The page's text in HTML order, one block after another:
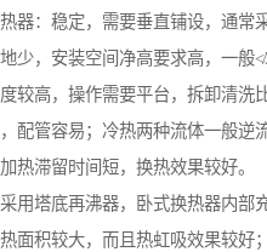
器：稳定，需要垂直铺设，通常
少，安装空间净高要求高，一般
较高，操作需要平台，拆卸清洗
配管容易；冷热两种流体一般逆
热滞留时间短，换热效果较好。
用塔底再沸器，卧式换热器内部
面积较大，而且热虹吸效果较好